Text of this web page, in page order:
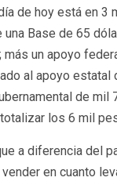
de hoy está en 3
Base de 65
un apoyo
al apoyo estatal
de mil
los 6 mil
a diferencia del
en cuanto